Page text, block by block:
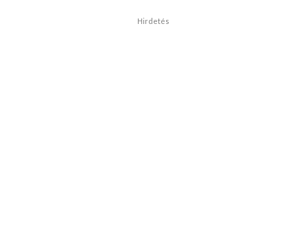
Hirdetés